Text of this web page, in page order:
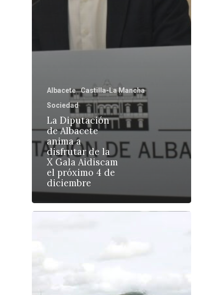
Albacete
Castilla-La Mancha
Sociedad
La Diputación
de Albacete
anima a
disfrutar de la
X Gala Aidiscam
el próximo 4 de
diciembre
Castilla-La
Albacete
Cuenca
Guadalajara
Talavera
Economía
Educación
Cultura
Deportes
Sucesos
Planeta Rural